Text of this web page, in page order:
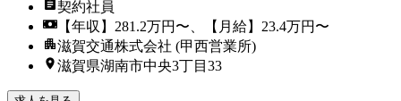
契約社員
【年収】281.2万円〜、【月給】23.4万円〜
滋賀交通株式会社 (甲西営業所)
滋賀県湖南市中央3丁目33